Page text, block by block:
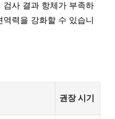
사 결과 항체가 부족하
력을 강화할 수 있습니
권장 시기